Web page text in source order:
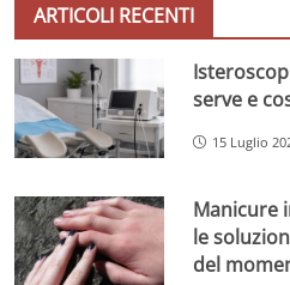
ARTICOLI RECENTI
serve e
15 Luglio
Manicure
le
del